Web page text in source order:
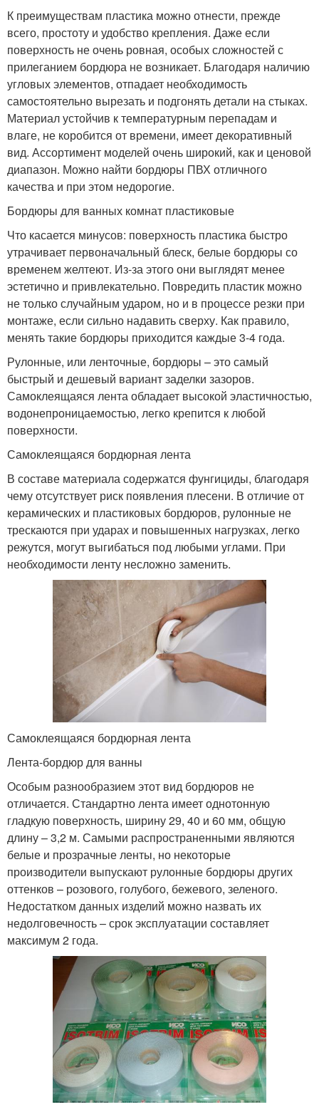
К преимуществам пластика можно отнести, прежде
всего, простоту и удобство крепления. Даже если
поверхность не очень ровная, особых сложностей с
прилеганием бордюра не возникает. Благодаря наличию
угловых элементов, отпадает необходимость
самостоятельно вырезать и подгонять детали на стыках.
Материал устойчив к температурным перепадам и
влаге, не коробится от времени, имеет декоративный
вид. Ассортимент моделей очень широкий, как и ценовой
диапазон. Можно найти бордюры ПВХ отличного
качества и при этом недорогие.
Бордюры для ванных комнат пластиковые
Что касается минусов: поверхность пластика быстро
утрачивает первоначальный блеск, белые бордюры со
временем желтеют. Из-за этого они выглядят менее
эстетично и привлекательно. Повредить пластик можно
не только случайным ударом, но и в процессе резки при
монтаже, если сильно надавить сверху. Как правило,
менять такие бордюры приходится каждые 3-4 года.
Рулонные, или ленточные, бордюры – это самый
быстрый и дешевый вариант заделки зазоров.
Самоклеящаяся лента обладает высокой эластичностью,
водонепроницаемостью, легко крепится к любой
поверхности.
Самоклеящаяся бордюрная лента
В составе материала содержатся фунгициды, благодаря
чему отсутствует риск появления плесени. В отличие от
керамических и пластиковых бордюров, рулонные не
трескаются при ударах и повышенных нагрузках, легко
режутся, могут выгибаться под любыми углами. При
необходимости ленту несложно заменить.
Самоклеящаяся бордюрная лента
Лента-бордюр для ванны
Особым разнообразием этот вид бордюров не
отличается. Стандартно лента имеет однотонную
гладкую поверхность, ширину 29, 40 и 60 мм, общую
длину – 3,2 м. Самыми распространенными являются
белые и прозрачные ленты, но некоторые
производители выпускают рулонные бордюры других
оттенков – розового, голубого, бежевого, зеленого.
Недостатком данных изделий можно назвать их
недолговечность – срок эксплуатации составляет
максимум 2 года.